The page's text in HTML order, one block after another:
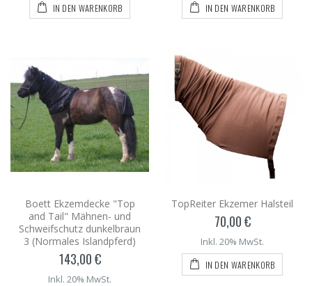
IN DEN WARENKORB IN DEN WARENKORB
Boett Ekzemdecke "Top
and Tail" Mähnen- und
Schweifschutz dunkelbraun
3 (Normales Islandpferd)
143,00 €
Inkl. 20% MwSt.
TopReiter Ekzemer Halsteil
70,00 €
Inkl. 20% MwSt.
IN DEN WARENKORB